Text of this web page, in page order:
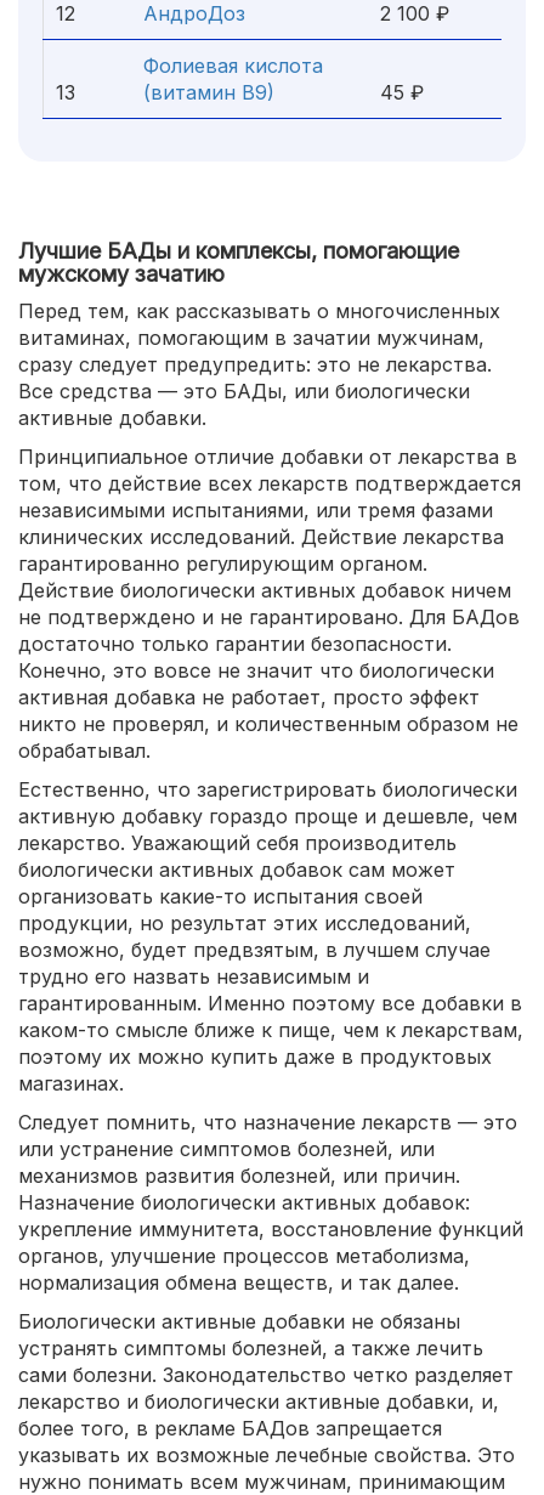
12 АндроДоз 2 100 ₽
13
Фолиевая кислота
(витамин В9)
45 ₽
Лучшие БАДы и комплексы, помогающие
мужскому зачатию
Перед тем, как рассказывать о многочисленных
витаминах, помогающим в зачатии мужчинам,
сразу следует предупредить: это не лекарства.
Все средства — это БАДы, или биологически
активные добавки.
Принципиальное отличие добавки от лекарства в
том, что действие всех лекарств подтверждается
независимыми испытаниями, или тремя фазами
клинических исследований. Действие лекарства
гарантированно регулирующим органом.
Действие биологически активных добавок ничем
не подтверждено и не гарантировано. Для БАДов
достаточно только гарантии безопасности.
Конечно, это вовсе не значит что биологически
активная добавка не работает, просто эффект
никто не проверял, и количественным образом не
обрабатывал.
Естественно, что зарегистрировать биологически
активную добавку гораздо проще и дешевле, чем
лекарство. Уважающий себя производитель
биологически активных добавок сам может
организовать какие-то испытания своей
продукции, но результат этих исследований,
возможно, будет предвзятым, в лучшем случае
трудно его назвать независимым и
гарантированным. Именно поэтому все добавки в
каком-то смысле ближе к пище, чем к лекарствам,
поэтому их можно купить даже в продуктовых
магазинах.
Следует помнить, что назначение лекарств — это
или устранение симптомов болезней, или
механизмов развития болезней, или причин.
Назначение биологически активных добавок:
укрепление иммунитета, восстановление функций
органов, улучшение процессов метаболизма,
нормализация обмена веществ, и так далее.
Биологически активные добавки не обязаны
устранять симптомы болезней, а также лечить
сами болезни. Законодательство четко разделяет
лекарство и биологически активные добавки, и,
более того, в рекламе БАДов запрещается
указывать их возможные лечебные свойства. Это
нужно понимать всем мужчинам, принимающим